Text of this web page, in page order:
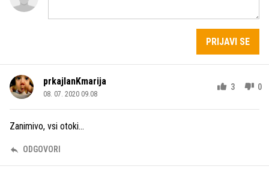
PRIJAVI SE
prkajlanKmarija
08. 07. 2020 09.08
3 0
Zanimivo, vsi otoki...
ODGOVORI